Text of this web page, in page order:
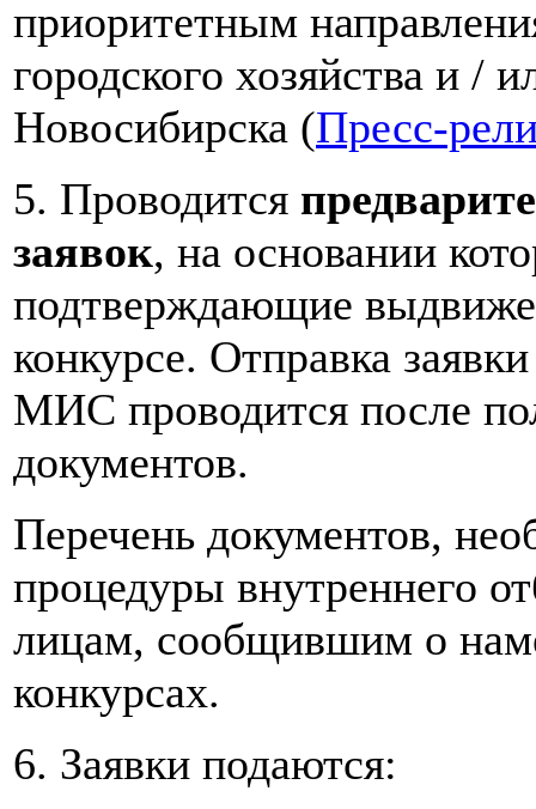
приоритетным
городского хозяйства и /
Новосибирска (Пресс-
5. Проводится
заявок, на основании
подтверждающие
конкурсе. Отправка
МИС проводится после
документов.
Перечень документов,
процедуры внутреннего
лицам, сообщившим о
конкурсах.
6. Заявки подаются: